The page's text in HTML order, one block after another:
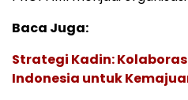
Baca Juga:
Strategi Kadin: Kolaborasi
Indonesia untuk